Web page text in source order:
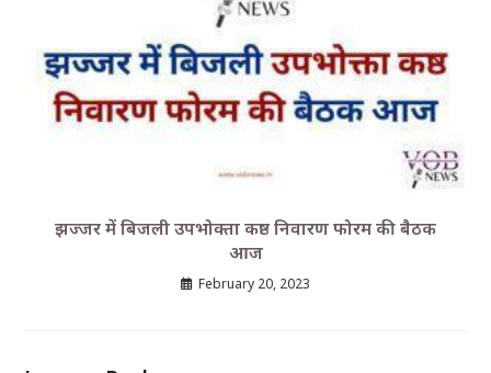
झज्जर में बिजली उपभोक्ता कष्ठ निवारण फोरम की बैठक
आज
February 20, 2023